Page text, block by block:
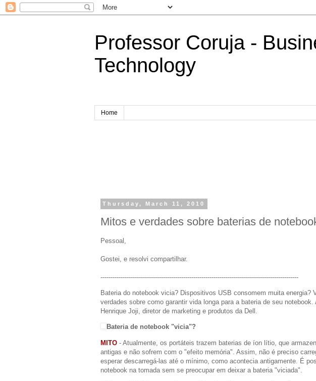
Professor Coruja -
Technology
Home
Thursday, March 11, 2010
Mitos e verdades sobre baterias de
Pessoal,
Gostei, e resolvi compartilhar.
--------------------------------------------------------------------------------------------------
Bateria do notebook vicia? Dispositivos USB consomem muita energia?
verdades sobre como garantir vida longa para a bateria de seu
Henrique Joji, diretor de marketing e produtos da Dell.
Bateria de notebook "vicia"?
MITO - Atualmente, os portáteis trazem baterias de íon lítio, que
antigas e não sofrem com o "efeito memória". Assim, não é preciso
esperar descarregá-las até o mínimo, como acontecia antigamente. É
notebook na tomada sem se preocupar em deixar a bateria "viciada".